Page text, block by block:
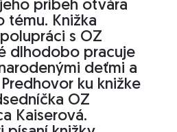
príbeh otvára
tému. Knižka
s OZ
dlhodobo pracuje
deťmi a
ku knižke
OZ
Kaiserová.